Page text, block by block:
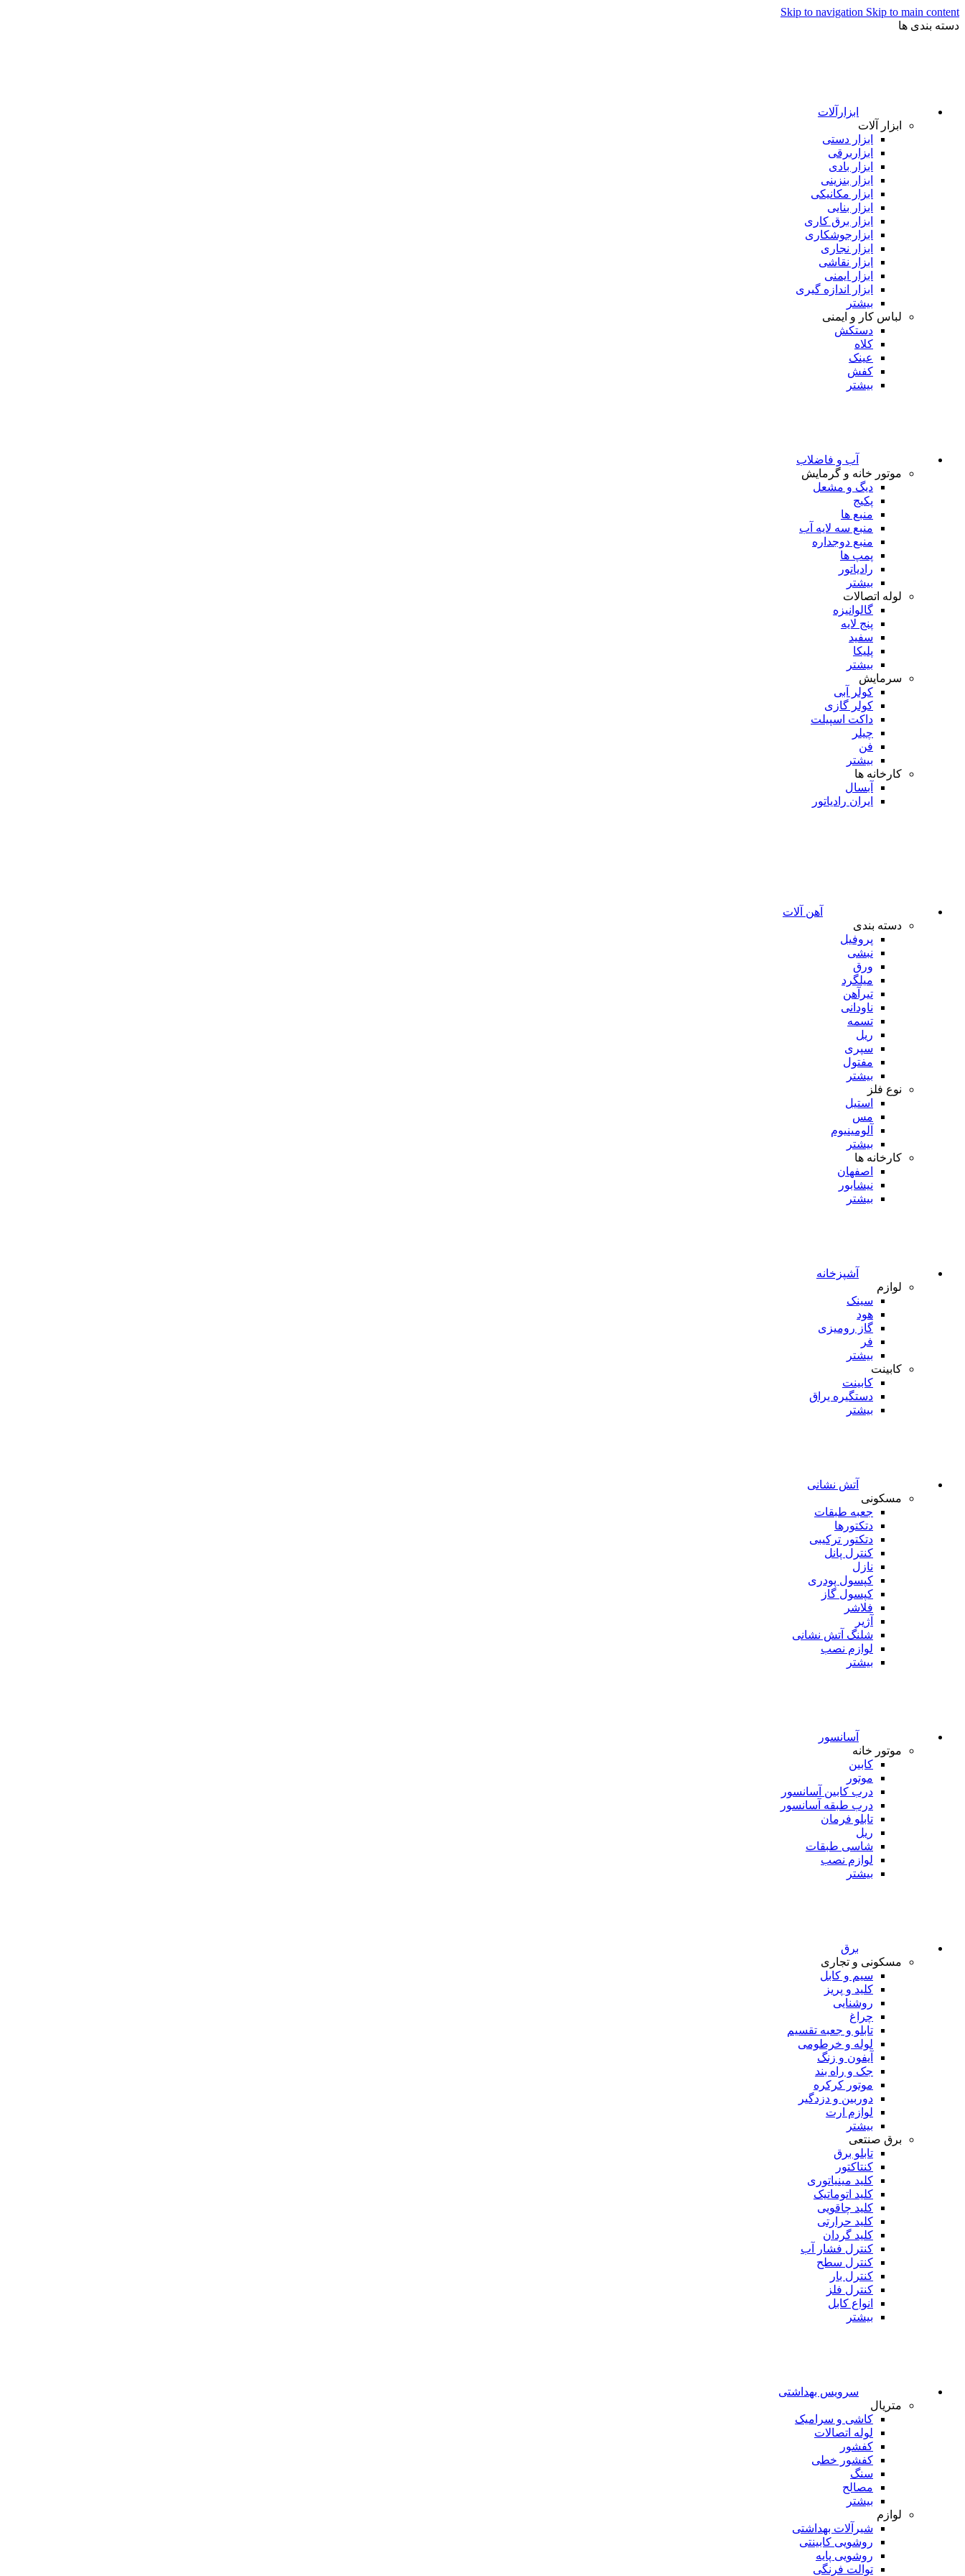
Skip to navigation Skip to main content
دسته بندی ها
ابزارآلات
ابزار آلات
ابزار دستی
ابزاربرقی
ابزار بادی
ابزار بنزینی
ابزار مکانیکی
ابزار بنایی
ابزار برق کاری
ابزارجوشکاری
ابزار نجاری
ابزار نقاشی
ابزار ایمنی
ابزار اندازه گیری
بیشتر
لباس کار و ایمنی
دستکش
کلاه
عینک
کفش
بیشتر
آب و فاضلاب
موتور خانه و گرمایش
دیگ و مشعل
پکیج
منبع ها
منبع سه لایه آب
منبع دوجداره
پمپ ها
رادیاتور
بیشتر
لوله اتصالات
گالوانیزه
پنج لایه
سفید
پلیکا
بیشتر
سرمایش
کولر آبی
کولر گازی
داکت اسپیلت
چیلر
فن
بیشتر
کارخانه ها
آبسال
ایران رادیاتور
آهن آلات
دسته بندی
پروفیل
نبشی
ورق
میلگرد
تیرآهن
ناودانی
تسمه
ریل
سپری
مفتول
بیشتر
نوع فلز
استیل
مس
آلومینیوم
بیشتر
کارخانه ها
اصفهان
نیشابور
بیشتر
آشپزخانه
لوازم
سینک
هود
گاز رومیزی
فر
بیشتر
کابینت
کابینت
دستگیره یراق
بیشتر
آتش نشانی
مسکونی
جعبه طبقات
دتکتورها
دتکتور ترکیبی
کنترل پانل
نازل
کپسول پودری
کپسول گاز
فلاشر
آژیر
شلنگ آتش نشانی
لوازم نصب
بیشتر
آسانسور
موتور خانه
کابین
موتور
درب کابین آسانسور
درب طبقه آسانسور
تابلو فرمان
ریل
شاسی طبقات
لوازم نصب
بیشتر
برق
مسکونی و تجاری
سیم و کابل
کلید و پریز
روشنایی
چراغ
تابلو و جعبه تقسیم
لوله و خرطومی
آیفون و زنگ
جک و راه بند
موتور کرکره
دوربین و دزدگیر
لوازم ارت
بیشتر
برق صنتعی
تابلو برق
کنتاکتور
کلید مینیاتوری
کلید اتوماتیک
کلید چاقویی
کلید حرارتی
کلید گردان
کنترل فشار آب
کنترل سطح
کنترل بار
کنترل فلز
انواع کابل
بیشتر
سرویس بهداشتی
متریال
کاشی و سرامیک
لوله اتصالات
کفشور
کفشور خطی
سنگ
مصالح
بیشتر
لوازم
شیرآلات بهداشتی
روشویی کابینتی
روشویی پایه
توالت فرنگی